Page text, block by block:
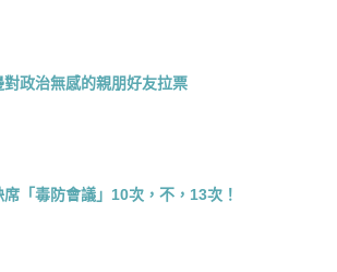
對政治無感的親朋好友拉票
「毒防會議」10次，不，13次！